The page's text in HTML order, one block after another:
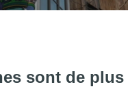
sont de plus